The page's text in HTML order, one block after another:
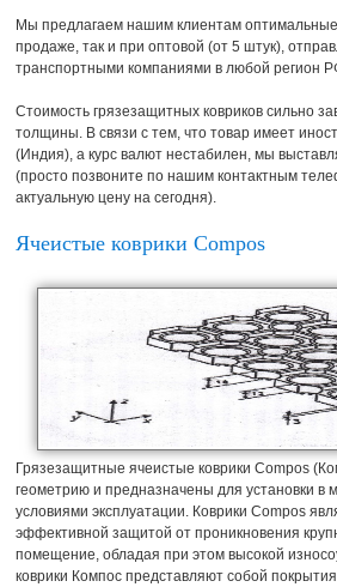
Мы предлагаем нашим клиентам
продаже, так и при оптовой (от 5 штук),
транспортными компаниями в любой регион
Стоимость грязезащитных ковриков сильно
толщины. В связи с тем, что товар имеет
(Индия), а курс валют нестабилен, мы
(просто позвоните по нашим контактным
актуальную цену на сегодня).
Ячеистые коврики Compos
Грязезащитные ячеистые коврики Compos
геометрию и предназначены для установки в
условиями эксплуатации. Коврики Compos
эффективной защитой от проникновения
помещение, обладая при этом высокой
коврики Компос представляют собой